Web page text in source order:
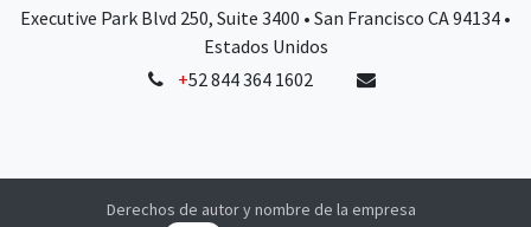
Executive Park Blvd 250, Suite 3400 • San Francisco CA 94134 •
Estados Unidos
+52 844 364 1602
Derechos de autor y nombre de la empresa